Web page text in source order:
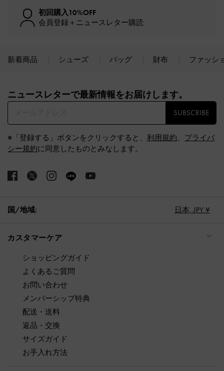
初回購入10%OFF
会員登録＋ニュースレター購読
新着商品 シューズ バッグ 財布 ファッシ
ニュースレターで最新情報をお届けします。​
SUBSCRIBE
※「登録する」ボタンをクリックすると、 利用規約、 プライバ
シー規約に同意したものとみなします。
国/地域: 日本, JPY ¥
カスタマーケア
ショッピングガイド
よくあるご質問
お問い合わせ
メンバーシップ特典
配送・送料
返品・交換
サイズガイド
お手入れ方法